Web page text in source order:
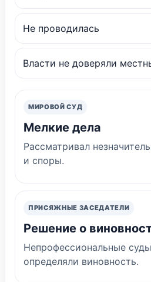
Не проводилась
Власти не доверяли
МИРОВОЙ СУД
Мелкие дела
Рассматривал
и споры.
ПРИСЯЖНЫЕ ЗАСЕДАТЕЛИ
Решение о
Непрофессиональные
определяли виновность.